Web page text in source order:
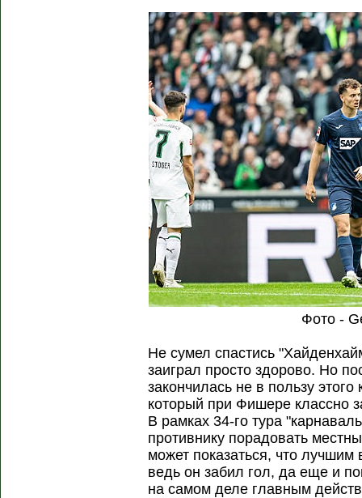
Фото -
Не сумел спастись
заиграл просто здорово. Но
закончилась не в пользу
который при Фишере классно
В рамках 34-го тура
противнику порадовать
может показаться, что лучшим
ведь он забил гол, да еще и
на самом деле главным